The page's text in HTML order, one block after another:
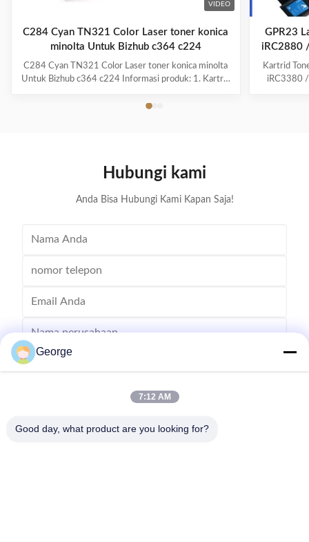
VIDEO
C284 Cyan TN321 Color Laser toner konica
minolta Untuk Bizhub c364 c224
C284 Cyan TN321 Color Laser toner konica minolta
Untuk Bizhub c364 c224 Informasi produk: 1. Kartrid
C224 printer cartridge Nomor model: bizhub C224
GPR23
iRC2880
Kartrid
iRC3380
Hubungi kami
Anda Bisa Hubungi Kami Kapan Saja!
George
7:12 AM
Good day, what product are you looking for?